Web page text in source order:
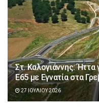
Στ. Καλογιάννης: Ήττα
Ε65 με Εγνατία στα
27 ΙΟΥΛΊΟΥ 2026